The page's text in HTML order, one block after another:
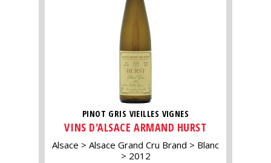
PINOT GRIS VIEILLES VIGNES
VINS D'ALSACE ARMAND HURST
Alsace Alsace Grand Cru Brand
Blanc
2012